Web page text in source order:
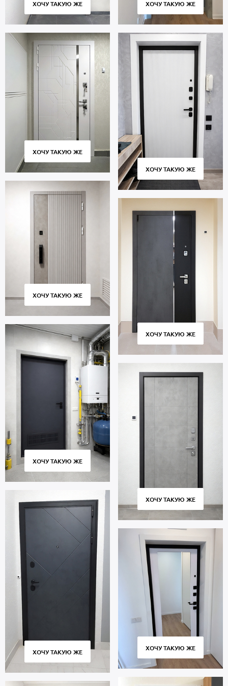
ХОЧУ ТАКУЮ ЖЕ
ХОЧУ ТАКУЮ ЖЕ
ХОЧУ ТАКУЮ ЖЕ
ХОЧУ ТАКУЮ ЖЕ
ХОЧУ ТАКУЮ ЖЕ
ХОЧУ ТАКУЮ ЖЕ
ХОЧУ ТАКУЮ ЖЕ
ХОЧУ ТАКУЮ ЖЕ
ХОЧУ ТАКУЮ ЖЕ
ХОЧУ ТАКУЮ ЖЕ